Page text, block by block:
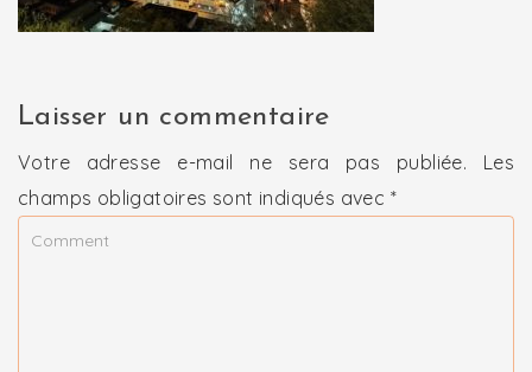
Laisser un commentaire
Votre adresse e-mail ne sera pas publiée.
Les
champs obligatoires sont indiqués avec *